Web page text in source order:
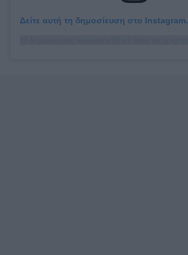
Δείτε αυτή τη δημοσίευση στο Instagram.